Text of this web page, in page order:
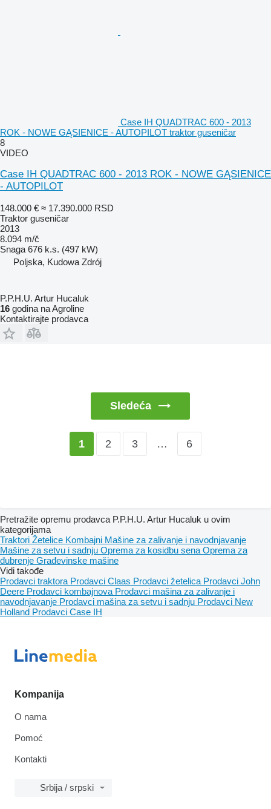
Case IH QUADTRAC 600 - 2013
ROK - NOWE GĄSIENICE - AUTOPILOT traktor guseničar
8
VIDEO
Case IH QUADTRAC 600 - 2013 ROK - NOWE GĄSIENICE
- AUTOPILOT
148.000 € ≈ 17.390.000 RSD
Traktor guseničar
2013
8.094 m/č
Snaga 676 k.s. (497 kW)
Poljska, Kudowa Zdrój
P.P.H.U. Artur Hucaluk
16 godina na Agroline
Kontaktirajte prodavca
Sledeća
1 2 3 … 6
Pretražite opremu prodavca P.P.H.U. Artur Hucaluk u ovim
kategorijama
Traktori Žetelice Kombajni Mašine za zalivanje i navodnjavanje
Mašinе za setvu i sadnju Oprema za kosidbu sena Oprema za
đubrenje Građevinske mašine
Vidi takođe
Prodavci traktora Prodavci Claas Prodavci žetelica Prodavci John
Deere Prodavci kombajnova Prodavci mašina za zalivanje i
navodnjavanje Prodavci mašina za setvu i sadnju Prodavci New
Holland Prodavci Case IH
Kompanija
O nama
Pomoć
Kontakti
Srbija / srpski